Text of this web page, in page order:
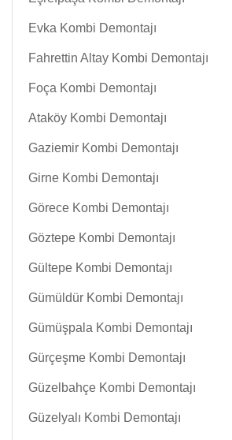
Evka Kombi Demontajı
Fahrettin Altay Kombi Demontajı
Foça Kombi Demontajı
Ataköy Kombi Demontajı
Gaziemir Kombi Demontajı
Girne Kombi Demontajı
Görece Kombi Demontajı
Göztepe Kombi Demontajı
Gültepe Kombi Demontajı
Gümüldür Kombi Demontajı
Gümüşpala Kombi Demontajı
Gürçeşme Kombi Demontajı
Güzelbahçe Kombi Demontajı
Güzelyalı Kombi Demontajı